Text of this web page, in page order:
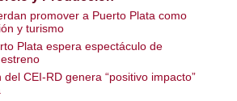
promover a Puerto Plata como
y turismo
Plata espera espectáculo de
CEI-RD genera “positivo impacto”